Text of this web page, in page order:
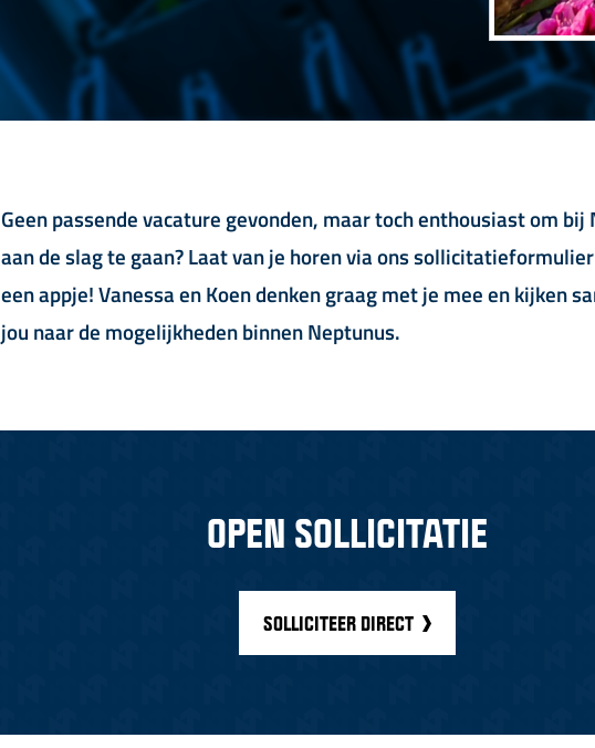
Geen passende vacature gevonden, maar toch enthousiast om bij
aan de slag te gaan? Laat van je horen via ons
een appje! Vanessa en Koen denken graag met je mee en kijken
jou naar de mogelijkheden binnen Neptunus.
OPEN SOLLICITATIE
SOLLICITEER DIRECT